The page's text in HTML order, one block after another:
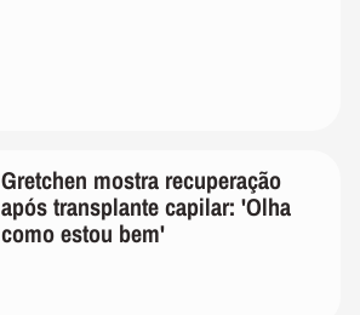
Gretchen mostra recuperação
após transplante capilar: 'Olha
como estou bem'